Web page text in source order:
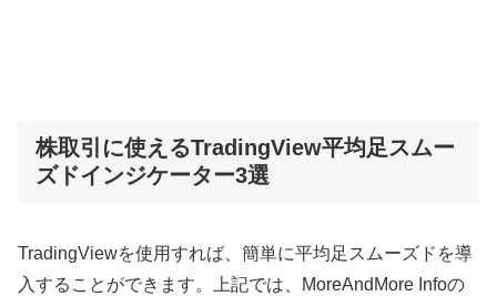
株取引に使えるTradingView平均足スムー
ズドインジケーター3選
TradingViewを使用すれば、簡単に平均足スムーズドを導
入することができます。上記では、
MoreAndMore Infoの